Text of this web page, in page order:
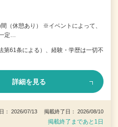
（休憩あり） ※イベントによって、
定…
第61条による）、経験・学歴は一切不
詳細を見る
： 2026/07/13 掲載終了日： 2026/08/10
掲載終了まであと1日